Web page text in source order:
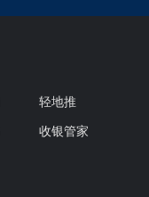
轻地推
收银管家